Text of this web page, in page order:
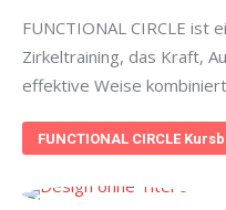
FUNCTIONAL CIRCLE ist
Zirkeltraining, das Kraft,
effektive Weise
FUNCTIONAL CIRCLE